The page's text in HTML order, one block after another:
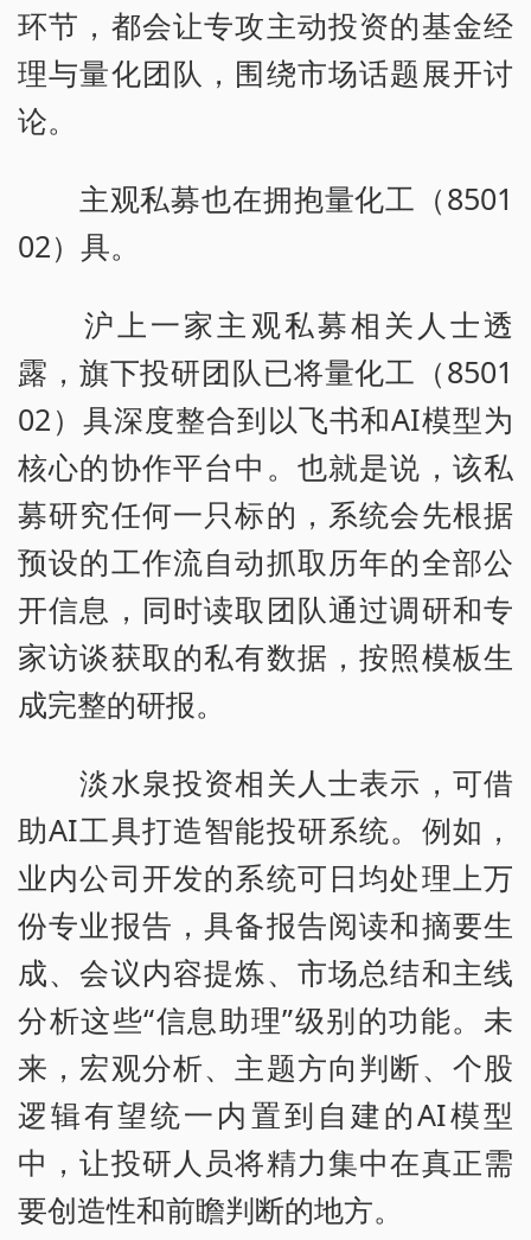
环节，都会让专攻主动投资的基金经
理与量化团队，围绕市场话题展开讨
论。
主观私募也在拥抱量化工（8501
02）具。
沪上一家主观私募相关人士透
露，旗下投研团队已将量化工（8501
02）具深度整合到以飞书和AI模型为
核心的协作平台中。也就是说，该私
募研究任何一只标的，系统会先根据
预设的工作流自动抓取历年的全部公
开信息，同时读取团队通过调研和专
家访谈获取的私有数据，按照模板生
成完整的研报。
淡水泉投资相关人士表示，可借
助AI工具打造智能投研系统。例如，
业内公司开发的系统可日均处理上万
份专业报告，具备报告阅读和摘要生
成、会议内容提炼、市场总结和主线
分析这些“信息助理”级别的功能。未
来，宏观分析、主题方向判断、个股
逻辑有望统一内置到自建的AI模型
中，让投研人员将精力集中在真正需
要创造性和前瞻判断的地方。